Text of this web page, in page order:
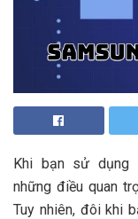
Khi bạn sử dụng
những điều quan
Tuy nhiên, đôi khi